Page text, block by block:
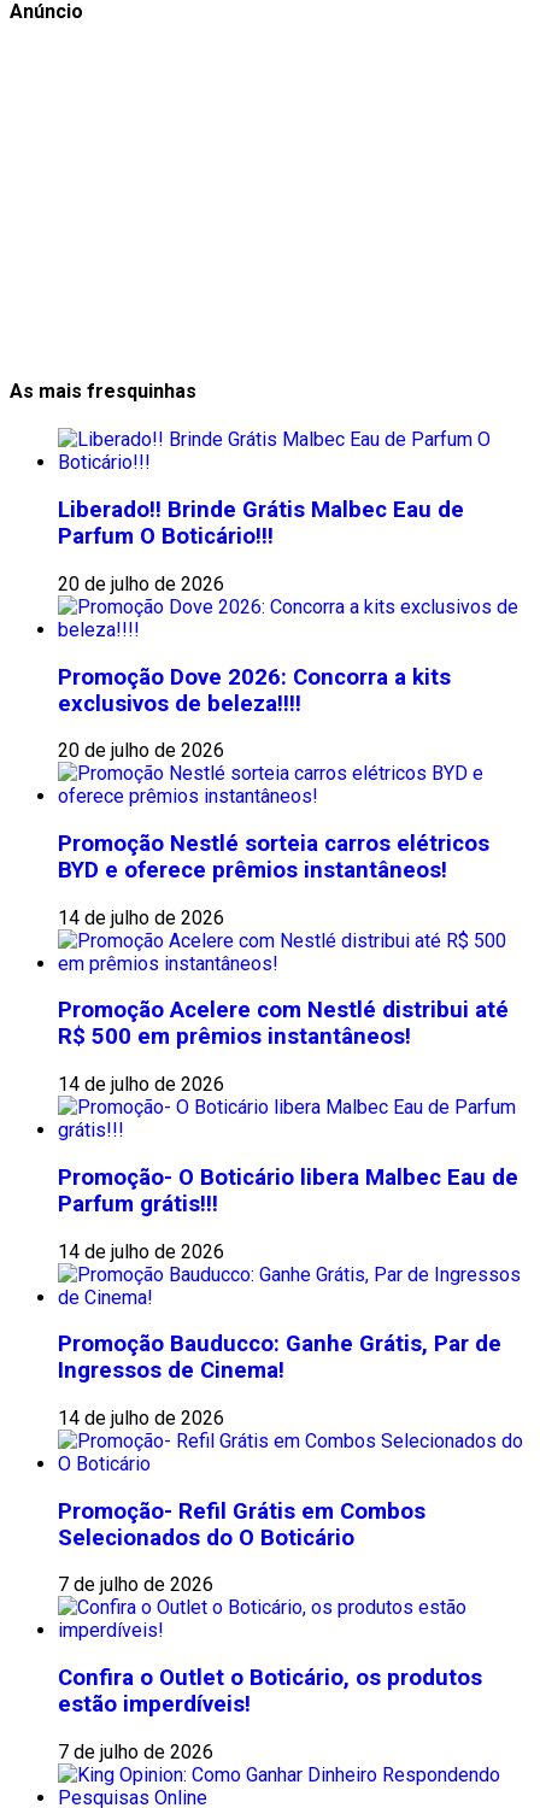
Anúncio
As mais fresquinhas
Liberado!! Brinde Grátis Malbec Eau de
Parfum O Boticário!!!
20 de julho de 2026
Promoção Dove 2026: Concorra a kits
exclusivos de beleza!!!!
20 de julho de 2026
Promoção Nestlé sorteia carros elétricos
BYD e oferece prêmios instantâneos!
14 de julho de 2026
Promoção Acelere com Nestlé distribui até
R$ 500 em prêmios instantâneos!
14 de julho de 2026
Promoção- O Boticário libera Malbec Eau de
Parfum grátis!!!
14 de julho de 2026
Promoção Bauducco: Ganhe Grátis, Par de
Ingressos de Cinema!
14 de julho de 2026
Promoção- Refil Grátis em Combos
Selecionados do O Boticário
7 de julho de 2026
Confira o Outlet o Boticário, os produtos
estão imperdíveis!
7 de julho de 2026